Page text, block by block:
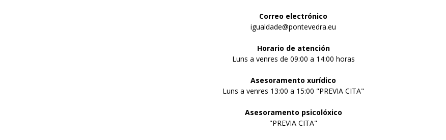
Correo electrónico
igualdade@pontevedra.eu
Horario de atención
Luns a venres de 09:00 a 14:00 horas
Asesoramento xurídico
Luns a venres 13:00 a 15:00 "PREVIA CITA"
Asesoramento psicolóxico
"PREVIA CITA"